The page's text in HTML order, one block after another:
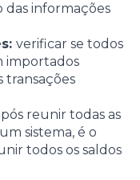
informações
verificar se todos
importados
transações
reunir todas as
sistema, é o
todos os saldos